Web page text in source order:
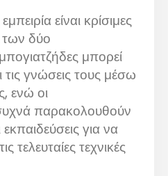
είναι κρίσιμες
των δύο
μπορεί
γνώσεις τους μέσω
ενώ οι
παρακολουθούν
εκπαιδεύσεις για να
τελευταίες τεχνικές